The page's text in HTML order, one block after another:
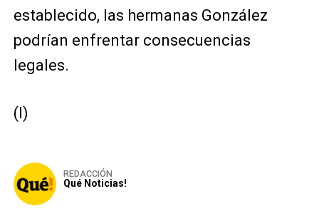
establecido, las hermanas González
podrían enfrentar consecuencias
legales.
(I)
REDACCIÓN
Qué Noticias!